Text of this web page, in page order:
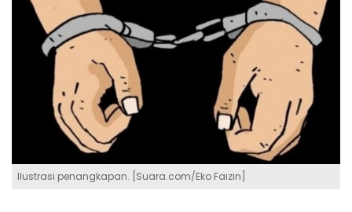
Ilustrasi penangkapan. [Suara.com/Eko Faizin]